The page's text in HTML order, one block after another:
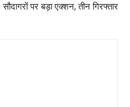
सौदागरों पर बड़ा एक्शन, तीन गिरफ्तार